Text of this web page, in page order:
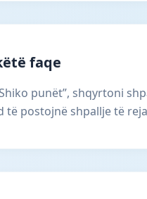
faqe
punët”, shqyrtoni
të postojnë shpallje të